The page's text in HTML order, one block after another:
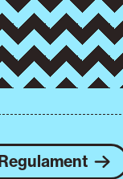
Regulament